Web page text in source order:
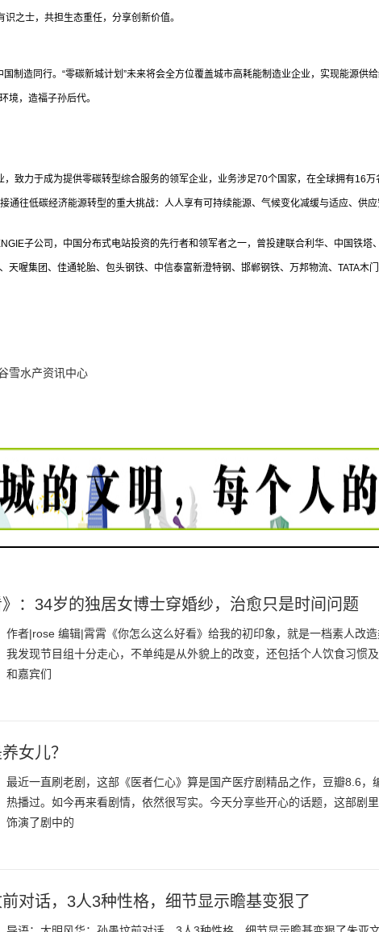
识之士，共担生态重任，分享创新价值。
制造同行。“零碳新城计划”未来将会全方位覆盖城市高耗能制造业企业，实现能源供
境，造福子孙后代。
致力于成为提供零碳转型综合服务的领军企业，业务涉足70个国家，在全球拥有16
通往低碳经济能源转型的重大挑战：人人享有可持续能源、气候变化减缓与适应、供应
子公司，中国分布式电站投资的先行者和领军者之一，曾投建联合利华、中国铁塔
天喔集团、佳通轮胎、包头钢铁、中信泰富新澄特钢、邯郸钢铁、万邦物流、TATA木
雪水产资讯中心
》：34岁的独居女博士穿婚纱，治愈只是时间问题
作者|rose 编辑|霄霄《你怎么这么好看》给我的初印象，就是一档素人改造
我发现节目组十分走心，不单纯是从外貌上的改变，还包括个人饮食习惯
和嘉宾们
女儿？
最近一直刷老剧，这部《医者仁心》算是国产医疗剧精品之作，豆瓣8.6，
热播过。如今再来看剧情，依然很写实。今天分享些开心的话题，这部剧
饰演了剧中的
对话，3人3种性格，细节显示瞻基变狠了